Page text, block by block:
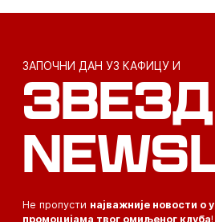
ЗАПОЧНИ ДАН УЗ КАФИЦУ И
Не пропусти најважније новости
промоцијама твог омиљеног клуба!